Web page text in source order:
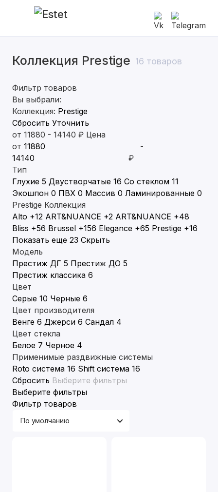
Коллекция Prestige 16 товаров
Фильтр товаров
Вы выбрали:
Коллекция: Prestige
Сбросить Уточнить
от 11880 - 14140 ₽ Цена
от
-
₽
Тип
Глухие 5 Двустворчатые 16 Со стеклом 11
Экошпон 0 ПВХ 0 Массив 0 Ламинированные 0
Prestige Коллекция
Alto +12 ART&NUANCE +2 ART&NUANCE +48
Bliss +56 Brussel +156 Elegance +65 Prestige +16
Показать еще 23 Скрыть
Модель
Престиж ДГ 5 Престиж ДО 5
Престиж классика 6
Цвет
Серые 10 Черные 6
Цвет производителя
Венге 6 Джерси 6 Сандал 4
Цвет стекла
Белое 7 Черное 4
Применимые раздвижные системы
Roto система 16 Shift система 16
Сбросить Выберите фильтры
Выберите фильтры
Современные
Двустворчатые
С алюминиевой кромкой
Глянцевые
Фильтр товаров